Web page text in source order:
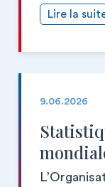
Lire la
9.06.2026